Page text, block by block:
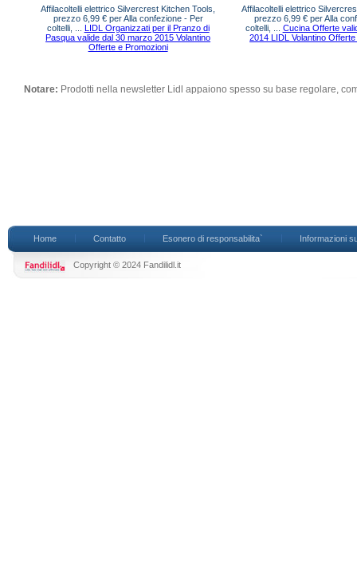
Affilacoltelli elettrico Silvercrest Kitchen Tools,
prezzo 6,99 € per Alla confezione - Per
coltelli, ... LIDL Organizzati per il Pranzo di
Pasqua valide dal 30 marzo 2015 Volantino
Offerte e Promozioni
Affilacoltelli elettrico
prezzo 6,99 € per Alla
coltelli, ... Cucina Offerte
2014 LIDL Volantino
Notare: Prodotti nella newsletter Lidl appaiono spesso su base regolare,
Home Contatto Esonero di responsabilita` Informazioni
Copyright © 2024 Fandilidl.it